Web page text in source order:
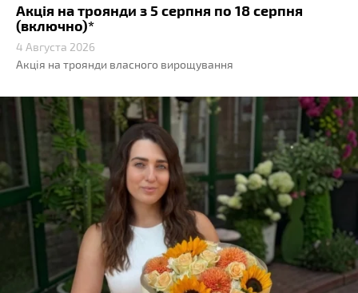
Акція на троянди з 5 серпня по 18 серпня
(включно)*
4 Августа 2026
Акція на троянди власного вирощування